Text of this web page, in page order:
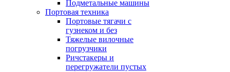
Подметальные машины
Портовая техника
Портовые тягачи с
гузнеком и без
Тяжелые вилочные
погрузчики
Ричстакеры и
перегружатели пустых